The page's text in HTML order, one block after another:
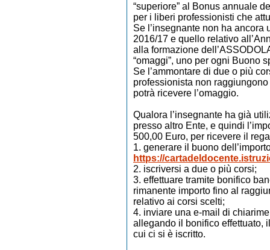
“superiore” al Bonus annuale
per i liberi professionisti che
Se l’insegnante non ha
2016/17 e quello relativo
alla formazione
“omaggi”, uno per ogni Buono
Se l’ammontare di due o più
professionista non
potrà ricevere l’omaggio.
Qualora l’insegnante ha già
presso altro Ente, e quindi
500,00 Euro, per ricevere il
1. generare il buono
https://
2. iscriversi a due o più corsi;
3. effettuare tramite bonifico
rimanente importo fino al
relativo ai corsi scelti;
4. inviare una e-mail di
allegando il bonifico effettuato,
cui ci si è iscritto.